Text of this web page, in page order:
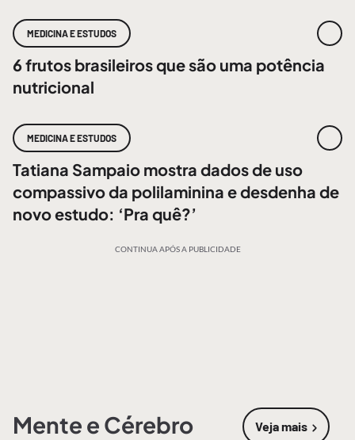
MEDICINA E ESTUDOS
6 frutos brasileiros que são uma potência
nutricional
MEDICINA E ESTUDOS
Tatiana Sampaio mostra dados de uso
compassivo da polilaminina e desdenha de
novo estudo: ‘Pra quê?’
CONTINUA APÓS A PUBLICIDADE
Mente e Cérebro Veja mais
sobre